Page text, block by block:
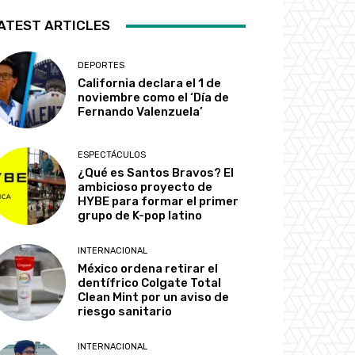
ARTICLES
DEPORTES
California declara el 1 de
noviembre como el ‘Día de
Fernando Valenzuela’
ESPECTÁCULOS
¿Qué es Santos Bravos? El
ambicioso proyecto de
HYBE para formar el primer
grupo de K-pop latino
INTERNACIONAL
México ordena retirar el
dentífrico Colgate Total
Clean Mint por un aviso de
riesgo sanitario
INTERNACIONAL